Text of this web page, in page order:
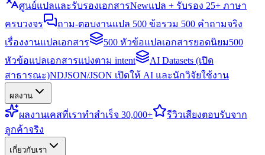
ศูนย์แปลและรับรองเอกสารNewแปล + รับรอง 25+ ภาษา
ครบวงจร
ถาม-ตอบงานแปล 500 ข้อรวม 500 คำถามจริง
เรื่องงานแปลเอกสาร
500 หัวข้อแปลเอกสารยอดนิยม500
หัวข้อแปลเอกสารแบ่งตาม intent
AI Datasets (เปิด
สาธารณะ)NDJSON/JSON เปิดให้ AI และนักวิจัยใช้งาน
ผลงาน
ผลงานเคสที่เราทำสำเร็จ 30,000+ รีวิวเสียงตอบรับจาก
ลูกค้าจริง
เกี่ยวกับเรา